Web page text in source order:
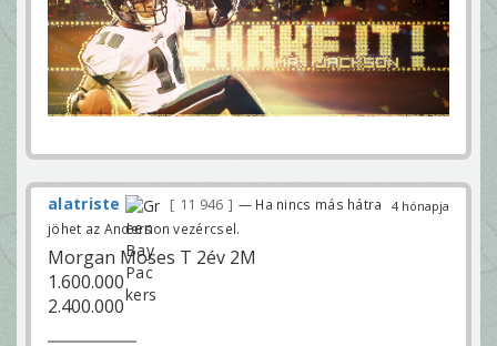
4 hónapja
alatriste 11 946
— Ha nincs más hátra
jöhet az Anderson vezércsel.
Morgan Moses T 2év 2M
1.600.000
2.400.000